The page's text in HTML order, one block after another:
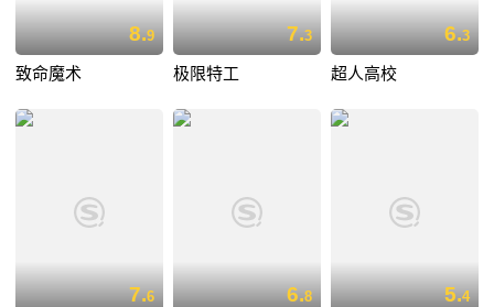
8.9
致命魔术
7.3
极限特工
6.3
超人高校
7.6 6.8 5.4